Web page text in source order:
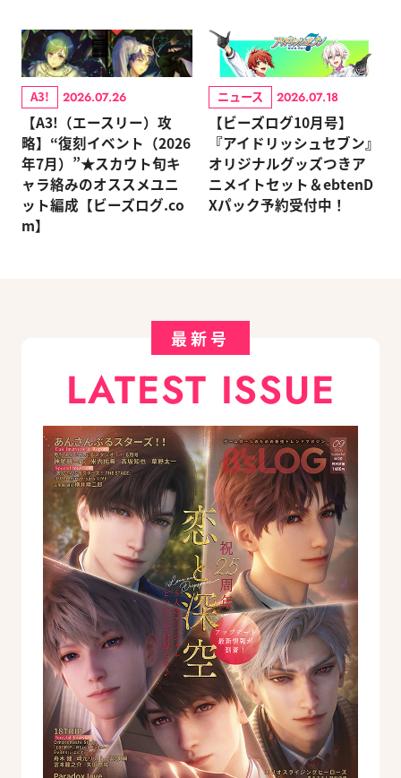
A3! 2026.07.26
【A3!（エースリー）攻
略】“復刻イベント（2026
年7月）”★スカウト旬キ
ャラ絡みのオススメユニ
ット編成【ビーズログ.co
m】
ニュース 2026.07.18
【ビーズログ10月号】
『アイドリッシュセブン』
オリジナルグッズつきア
ニメイトセット＆ebtenD
Xパック予約受付中！
最新号
LATEST ISSUE